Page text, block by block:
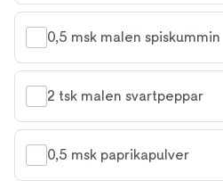
0,5 msk malen spiskummin
2 tsk malen svartpeppar
0,5 msk paprikapulver